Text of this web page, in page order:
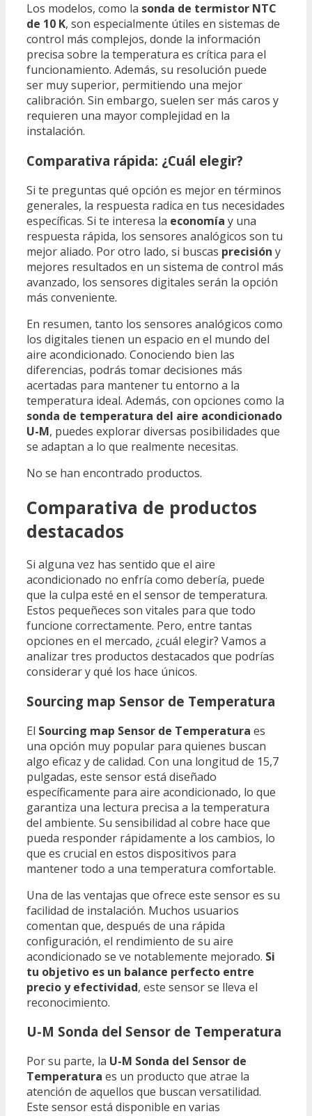
Los modelos, como la sonda de termistor NTC
de 10 K, son especialmente útiles en sistemas de
control más complejos, donde la información
precisa sobre la temperatura es crítica para el
funcionamiento. Además, su resolución puede
ser muy superior, permitiendo una mejor
calibración. Sin embargo, suelen ser más caros y
requieren una mayor complejidad en la
instalación.
Comparativa rápida: ¿Cuál elegir?
Si te preguntas qué opción es mejor en términos
generales, la respuesta radica en tus necesidades
específicas. Si te interesa la economía y una
respuesta rápida, los sensores analógicos son tu
mejor aliado. Por otro lado, si buscas precisión y
mejores resultados en un sistema de control más
avanzado, los sensores digitales serán la opción
más conveniente.
En resumen, tanto los sensores analógicos como
los digitales tienen un espacio en el mundo del
aire acondicionado. Conociendo bien las
diferencias, podrás tomar decisiones más
acertadas para mantener tu entorno a la
temperatura ideal. Además, con opciones como la
sonda de temperatura del aire acondicionado
U-M, puedes explorar diversas posibilidades que
se adaptan a lo que realmente necesitas.
No se han encontrado productos.
Comparativa de productos
destacados
Si alguna vez has sentido que el aire
acondicionado no enfría como debería, puede
que la culpa esté en el sensor de temperatura.
Estos pequeñeces son vitales para que todo
funcione correctamente. Pero, entre tantas
opciones en el mercado, ¿cuál elegir? Vamos a
analizar tres productos destacados que podrías
considerar y qué los hace únicos.
Sourcing map Sensor de Temperatura
El Sourcing map Sensor de Temperatura es
una opción muy popular para quienes buscan
algo eficaz y de calidad. Con una longitud de 15,7
pulgadas, este sensor está diseñado
específicamente para aire acondicionado, lo que
garantiza una lectura precisa a la temperatura
del ambiente. Su sensibilidad al cobre hace que
pueda responder rápidamente a los cambios, lo
que es crucial en estos dispositivos para
mantener todo a una temperatura comfortable.
Una de las ventajas que ofrece este sensor es su
facilidad de instalación. Muchos usuarios
comentan que, después de una rápida
configuración, el rendimiento de su aire
acondicionado se ve notablemente mejorado. Si
tu objetivo es un balance perfecto entre
precio y efectividad, este sensor se lleva el
reconocimiento.
U-M Sonda del Sensor de Temperatura
Por su parte, la U-M Sonda del Sensor de
Temperatura es un producto que atrae la
atención de aquellos que buscan versatilidad.
Este sensor está disponible en varias